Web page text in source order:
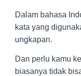
Dalam bahasa
kata yang
ungkapan.
Dan perlu kamu
biasanya tidak